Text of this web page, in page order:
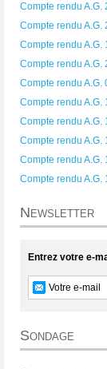
Compte rendu A.G.
Compte rendu A.G.
Compte rendu A.G.
Compte rendu A.G.
Compte rendu A.G.
Compte rendu A.G.
Compte rendu A.G.
Compte rendu A.G.
Compte rendu A.G.
Compte rendu A.G.
Newsletter
Entrez votre e-
Sondage